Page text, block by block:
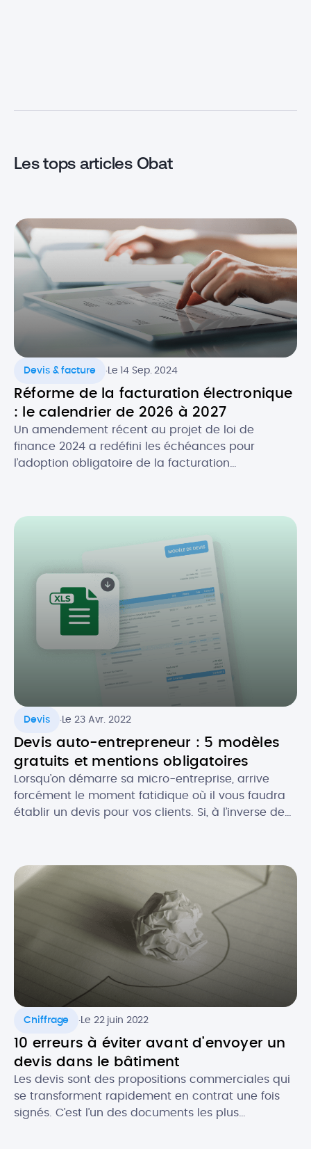
Les tops articles Obat
Devis & facture Le 14 Sep. 2024
Réforme de la facturation électronique
: le calendrier de 2026 à 2027
Un amendement récent au projet de loi de
finance 2024 a redéfini les échéances pour
l’adoption obligatoire de la facturation
entreprises en France s’appliquera désormais à
partir du 1er septembre 2026. Quel est […]
Devis .Le 23 Avr. 2022
Devis auto-entrepreneur : 5 modèles
gratuits et mentions obligatoires
Lorsqu’on démarre sa micro-entreprise, arrive
forcément le moment fatidique où il vous faudra
établir un devis pour vos clients. Si, à l’inverse de
pour se couvrir au niveau légal. Comment faire un
devis en tant que micro-entrepreneur ? Que doit-
il contenir au niveau […]
Chiffrage .Le 22 juin 2022
10 erreurs à éviter avant d’envoyer un
devis dans le bâtiment
Les devis sont des propositions commerciales qui
se transforment rapidement en contrat une fois
signés. C’est l’un des documents les plus